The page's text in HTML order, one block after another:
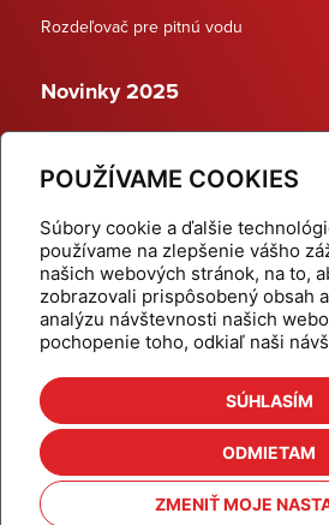
POUŽÍVAME COOKIES
Súbory cookie a ďalšie
používame na zlepšenie vášho
našich webových stránok, na to,
zobrazovali prispôsobený obsah
analýzu návštevnosti našich
pochopenie toho, odkiaľ naši
SÚHLASÍM
ODMIETAM
ZMENIŤ MOJE
Rozdeľovač pre pitnú vodu
Novinky 2025
Dynamické termostatické ventily
Domov
Aktuality
Odber
Kalkulačky
Na stiahnutie
Kontakt